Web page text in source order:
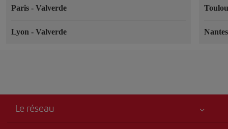
Paris - Valverde
Lyon - Valverde
Le réseau